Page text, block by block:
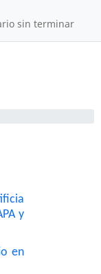
sin terminar
y
en